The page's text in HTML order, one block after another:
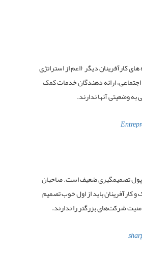
کارآفرینان دیگر (اعم از استراتژی
اجتماعی، ارائه دهندگان خدمات کمک
وضعیتی آنها ندارند.
پول تصمیمگیری‌ ضعیف است. صاحبان
کارآفرینان باید از اول خوب تصمیم
شرکت‌های بزرگتر را ندارند.